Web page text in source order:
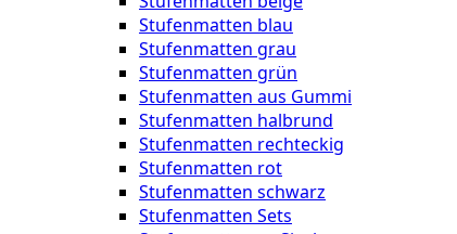
Stufenmatten blau
Stufenmatten grau
Stufenmatten grün
Stufenmatten aus Gummi
Stufenmatten halbrund
Stufenmatten rechteckig
Stufenmatten rot
Stufenmatten schwarz
Stufenmatten Sets